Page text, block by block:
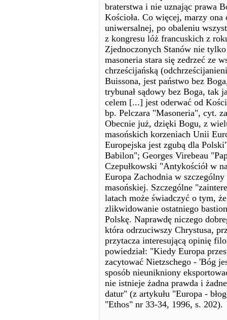
braterstwa i nie uznając prawa
Kościoła. Co więcej, marzy
uniwersalnej, po obaleniu
z kongresu lóż francuskich z
Zjednoczonych Stanów nie
masoneria stara się zedrzeć ze
chrześcijańską
Buissona, jest państwo bez
trybunał sądowy bez Boga, tak
celem [...] jest oderwać od
bp. Pelczara "Masoneria", cyt.
Obecnie już, dzięki Bogu, z
masońskich korzeniach Unii
Europejska jest zgubą dla
Babilon"; Georges Virebeau
Czepułkowski "Antykościół w
Europa Zachodnia w szczególny
masońskiej. Szczególne
latach może świadczyć o tym,
zlikwidowanie ostatniego
Polskę. Naprawdę niczego
która odrzuciwszy Chrystusa,
przytacza interesującą opinię
powiedział: "Kiedy Europa
zacytować Nietzschego - 'Bóg
sposób nieunikniony
nie istnieje żadna prawda i
datur" (z artykułu "Europa -
"Ethos" nr 33-34, 1996, s. 202).